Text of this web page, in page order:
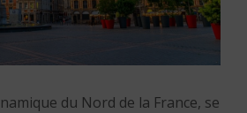
du Nord de la France, se